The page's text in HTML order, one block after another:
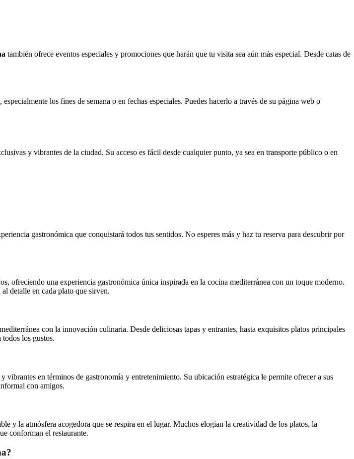
también ofrece eventos especiales y promociones que harán que tu visita sea aún más especial. Desde catas de
los fines de semana o en fechas especiales. Puedes hacerlo a través de su página web o
y vibrantes de la ciudad. Su acceso es fácil desde cualquier punto, ya sea en transporte público o en
gastronómica que conquistará todos tus sentidos. No esperes más y haz tu reserva para descubrir por
ofreciendo una experiencia gastronómica única inspirada en la cocina mediterránea con un toque moderno.
detalle en cada plato que sirven.
con la innovación culinaria. Desde deliciosas tapas y entrantes, hasta exquisitos platos principales
los gustos.
en términos de gastronomía y entretenimiento. Su ubicación estratégica le permite ofrecer a sus
con amigos.
y la atmósfera acogedora que se respira en el lugar. Muchos elogian la creatividad de los platos, la
conforman el restaurante.